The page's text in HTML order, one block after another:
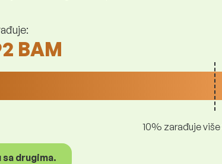
BAM
10% zarađuje više
drugima.